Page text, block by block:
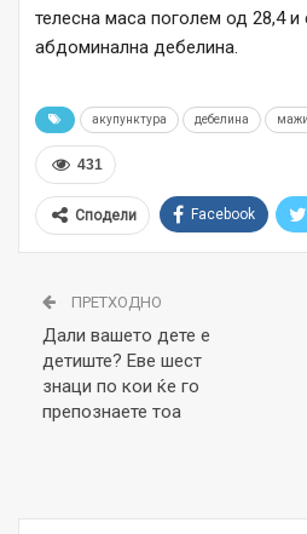
телесна маса поголем од 28,4 и
абдоминална дебелина.
акупунктура дебелина мажи
431
Сподели Facebook
ПРЕТХОДНО
Дали вашето дете е
детиште? Еве шест
знаци по кои ќе го
препознаете тоа